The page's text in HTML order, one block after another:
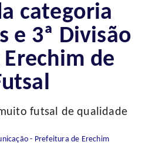
categoria
e 3ª Divisão
Erechim de
futsal de qualidade
- Prefeitura de Erechim